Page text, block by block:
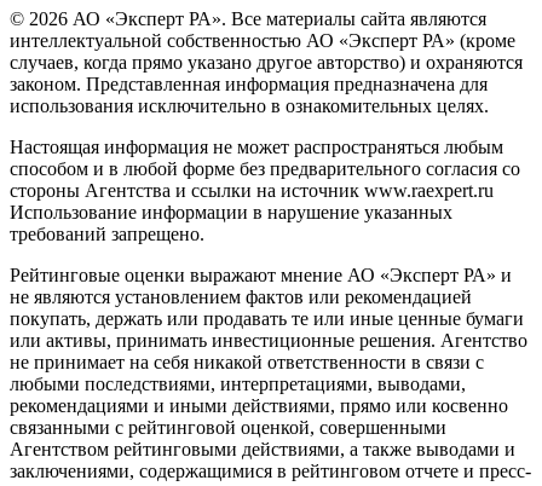
© 2026 АО «Эксперт РА». Все материалы сайта являются
интеллектуальной собственностью АО «Эксперт РА» (кроме
случаев, когда прямо указано другое авторство) и охраняются
законом. Представленная информация предназначена для
использования исключительно в ознакомительных целях.
Настоящая информация не может распространяться любым
способом и в любой форме без предварительного согласия со
стороны Агентства и ссылки на источник www.raexpert.ru
Использование информации в нарушение указанных
требований запрещено.
Рейтинговые оценки выражают мнение АО «Эксперт РА» и
не являются установлением фактов или рекомендацией
покупать, держать или продавать те или иные ценные бумаги
или активы, принимать инвестиционные решения. Агентство
не принимает на себя никакой ответственности в связи с
любыми последствиями, интерпретациями, выводами,
рекомендациями и иными действиями, прямо или косвенно
связанными с рейтинговой оценкой, совершенными
Агентством рейтинговыми действиями, а также выводами и
заключениями, содержащимися в рейтинговом отчете и пресс-